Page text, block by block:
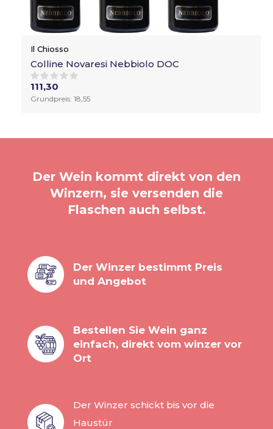
Il Chiosso
Colline Novaresi Nebbiolo DOC
111,30
Grundpreis: 18,55
Der Wein kommt direkt von den
Winzern, sie versenden die
Flaschen auch selbst.
Der Winzer bestimmt Preis
und Angebot
Bestellen Sie Wein ganz
einfach, direkt vom winzer vor
Ort
Der Winzer schickt bis vor die
Haustür